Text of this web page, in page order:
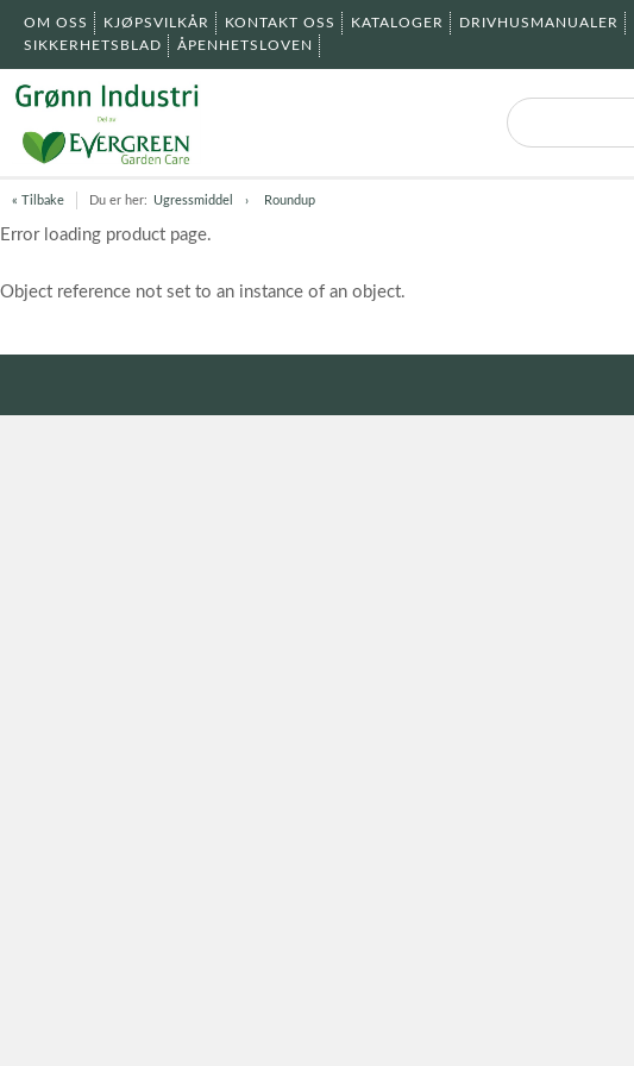
OM OSS KJØPSVILKÅR KONTAKT OSS KATALOGER DRIVHUSMANUALER
SIKKERHETSBLAD
ÅPENHETSLOVEN
« Tilbake Du er her: Ugressmiddel Roundup
Error loading product page.
Object reference not set to an instance of an object.